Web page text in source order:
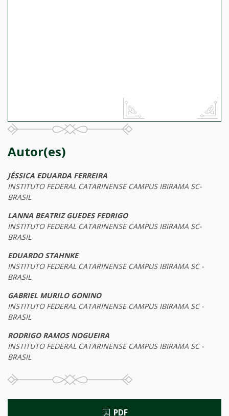
Autor(es)
JÉSSICA EDUARDA FERREIRA
INSTITUTO FEDERAL CATARINENSE CAMPUS IBIRAMA SC-
BRASIL
LANNA BEATRIZ GUEDES FEDRIGO
INSTITUTO FEDERAL CATARINENSE CAMPUS IBIRAMA SC-
BRASIL
EDUARDO STAHNKE
INSTITUTO FEDERAL CATARINENSE CAMPUS IBIRAMA SC -
BRASIL
GABRIEL MURILO GONINO
INSTITUTO FEDERAL CATARINENSE CAMPUS IBIRAMA SC -
BRASIL
RODRIGO RAMOS NOGUEIRA
INSTITUTO FEDERAL CATARINENSE CAMPUS IBIRAMA SC -
BRASIL
PDF